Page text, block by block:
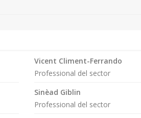
Vicent Climent-Ferrando
Professional del sector
Sinèad Giblin
Professional del sector